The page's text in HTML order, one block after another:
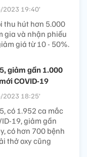
19:40’
thu hút hơn 5.000
gia và nhận phiếu
giá từ 10 - 50%.
giảm gần 1.000
COVID-19
18:25’
có 1.952 ca mắc
19, giảm gần
có hơn 700 bệnh
thở oxy cũng